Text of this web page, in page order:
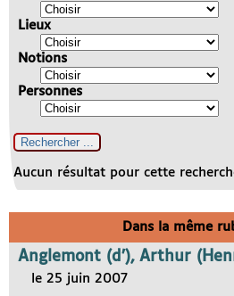
Lieux
Notions
Personnes
Aucun résultat pour cette
Dans la même
Anglemont (d’), Arthur
le 25 juin 2007